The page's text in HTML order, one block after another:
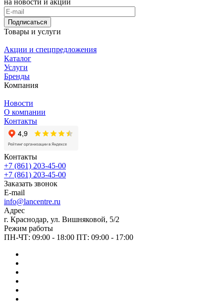
Подписаться
Товары и услуги
Акции и спецпредложения
Каталог
Услуги
Бренды
Компания
Новости
О компании
Контакты
Контакты
+7 (861) 203-45-00
+7 (861) 203-45-00
Заказать звонок
E-mail
info@lancentre.ru
Адрес
г. Краснодар, ул. Вишняковой, 5/2
Режим работы
ПН-ЧТ: 09:00 - 18:00 ПТ: 09:00 - 17:00